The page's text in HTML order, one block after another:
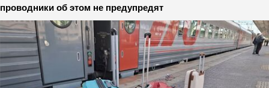
проводники об этом не предупредят